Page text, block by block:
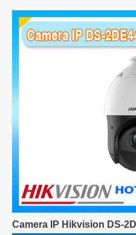
Camera IP Hikvision DS-